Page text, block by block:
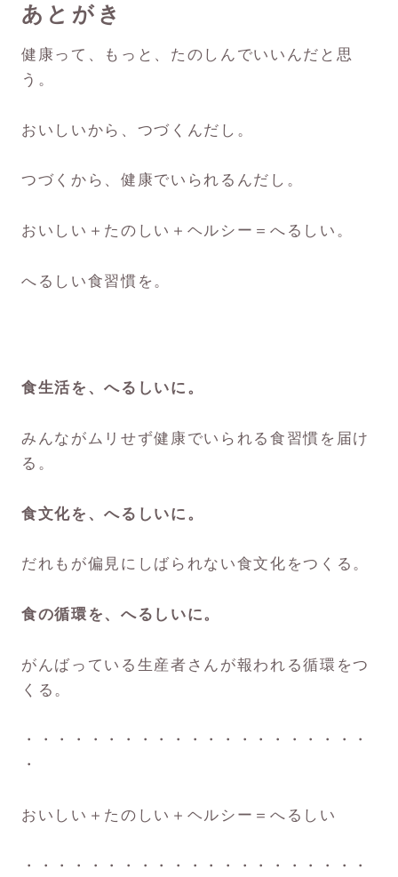
あとがき
健康って、もっと、たのしんでいいんだと思
う。
おいしいから、つづくんだし。
つづくから、健康でいられるんだし。
おいしい＋たのしい＋ヘルシー＝へるしい。
へるしい食習慣を。
食生活を、へるしいに。
みんながムリせず健康でいられる食習慣を届け
る。
食文化を、へるしいに。
だれもが偏見にしばられない食文化をつくる。
食の循環を、へるしいに。
がんばっている生産者さんが報われる循環をつ
くる。
・・・・・・・・・・・・・・・・・・・・・
・
おいしい＋たのしい＋ヘルシー＝へるしい
・・・・・・・・・・・・・・・・・・・・・